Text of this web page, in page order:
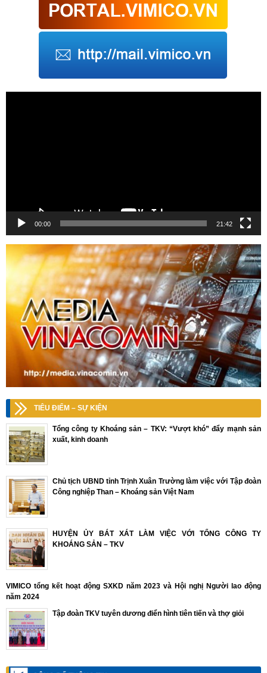
00:00 21:42
TIÊU ĐIỂM – SỰ KIỆN
Tổng công ty Khoáng sản – TKV: “Vượt khó” đẩy mạnh sản
xuất, kinh doanh
Chủ tịch UBND tỉnh Trịnh Xuân Trường làm việc với Tập đoàn
Công nghiệp Than – Khoáng sản Việt Nam
HUYỆN ỦY BÁT XÁT LÀM VIỆC VỚI TỔNG CÔNG TY
KHOÁNG SẢN – TKV
VIMICO tổng kết hoạt động SXKD năm 2023 và Hội nghị Người lao động
năm 2024
Tập đoàn TKV tuyên dương điển hình tiên tiến và thợ giỏi